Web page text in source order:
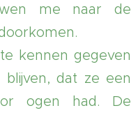
me naar de
kennen gegeven
dat ze een
ogen had. De